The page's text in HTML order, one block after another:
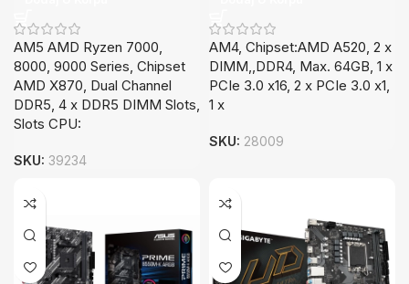
AM5 AMD Ryzen 7000,
8000, 9000 Series, Chipset
AMD X870, Dual Channel
DDR5, 4 x DDR5 DIMM Slots,
Slots CPU:
SKU: 39234
AM4, Chipset:AMD A520, 2 x
DIMM,,DDR4, Max. 64GB, 1 x
PCIe 3.0 x16, 2 x PCIe 3.0 x1,
1 x
SKU: 28009